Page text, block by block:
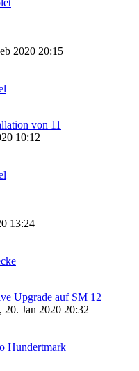
2020 20:15
von 11
10:12
13:24
Upgrade auf SM 12
20. Jan 2020 20:32
Hundertmark